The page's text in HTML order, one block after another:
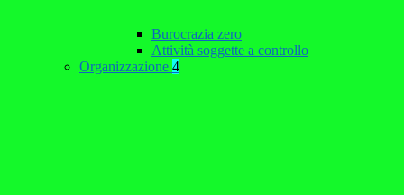
Burocrazia zero
Attività soggette a controllo
Organizzazione 4